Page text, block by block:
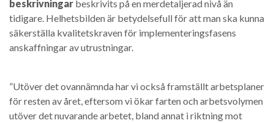
beskrivningar beskrivits på en merdetaljerad nivå än
tidigare. Helhetsbilden är betydelsefull för att man ska kunna
säkerställa kvalitetskraven för implementeringsfasens
anskaffningar av utrustningar.
”Utöver det ovannämnda har vi också framställt arbetsplaner
för resten av året, eftersom vi ökar farten och arbetsvolymen
utöver det nuvarande arbetet, bland annat i riktning mot